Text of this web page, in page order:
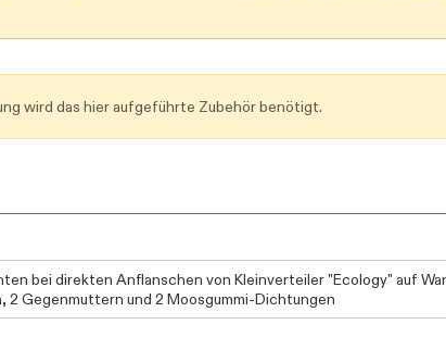
wird das hier aufgeführte Zubehör benötigt.
bei direkten Anflanschen von Kleinverteiler "Ecology" auf
2 Gegenmuttern und 2 Moosgummi-Dichtungen